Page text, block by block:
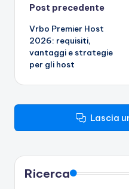
Navigazione
articoli
Post precedente
Vrbo Premier Host
2026: requisiti,
vantaggi e strategie
per gli host
Lascia
Ricerca